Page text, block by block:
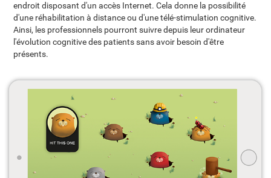
endroit disposant d'un accès Internet. Cela donne la possibilité
d'une réhabilitation à distance ou d'une télé-stimulation cognitive.
Ainsi, les professionnels pourront suivre depuis leur ordinateur
l'évolution cognitive des patients sans avoir besoin d'être
présents.